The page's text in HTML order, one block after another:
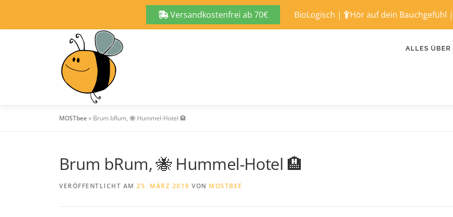
Versandkostenfrei ab 70€ BioLogisch | Hör auf dein Bauchgefühl |
ALLES ÜBER
MOSTbee» Brum bRum, 🐝 Hummel-Hotel 🏨
Brum bRum, 🐝 Hummel-Hotel 🏨
VERÖFFENTLICHT AM 25. MÄRZ 2019 VON MOSTBEE